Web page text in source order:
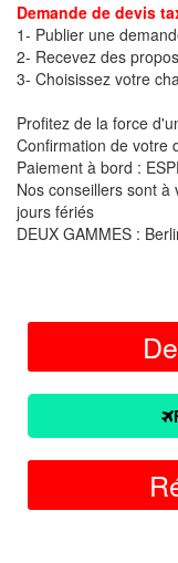
Demande de devis
1- Publier une
2- Recevez des
3- Choisissez votre
Profitez de la force
Confirmation de votre
Paiement à bord :
Nos conseillers sont
jours fériés
DEUX GAMMES :